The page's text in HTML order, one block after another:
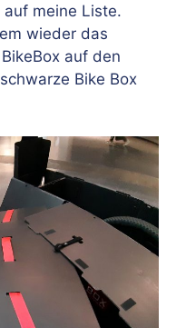
meine Liste.
wieder das
auf den
Bike Box